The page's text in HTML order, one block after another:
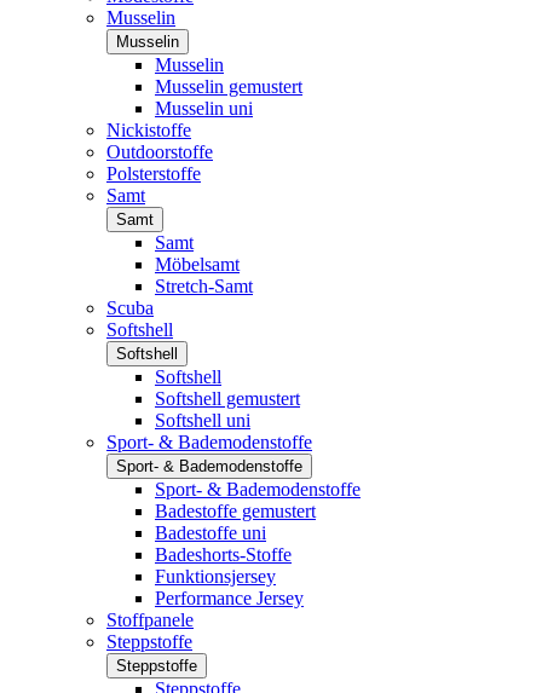
Musselin
Musselin
Musselin
Musselin gemustert
Musselin uni
Nickistoffe
Outdoorstoffe
Polsterstoffe
Samt
Samt
Samt
Möbelsamt
Stretch-Samt
Scuba
Softshell
Softshell
Softshell
Softshell gemustert
Softshell uni
Sport- & Bademodenstoffe
Sport- & Bademodenstoffe
Sport- & Bademodenstoffe
Badestoffe gemustert
Badestoffe uni
Badeshorts-Stoffe
Funktionsjersey
Performance Jersey
Stoffpanele
Steppstoffe
Steppstoffe
Steppstoffe